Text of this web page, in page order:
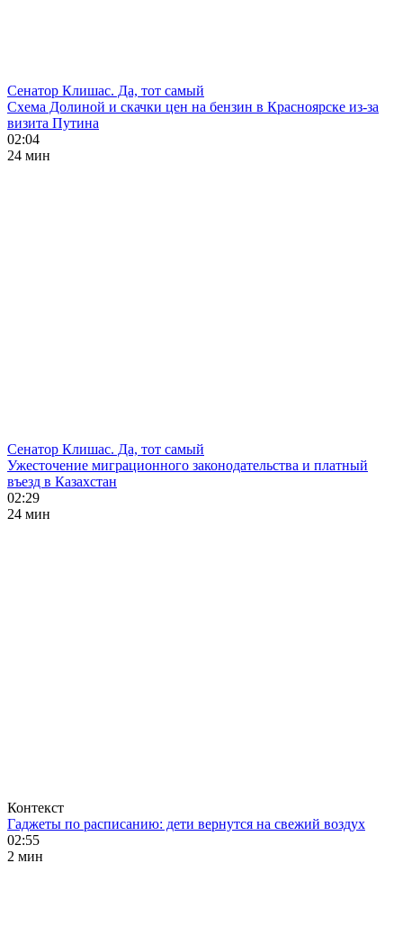
Сенатор Клишас. Да, тот самый
Схема Долиной и скачки цен на бензин в Красноярске из-за
визита Путина
02:04
24 мин
Сенатор Клишас. Да, тот самый
Ужесточение миграционного законодательства и платный
въезд в Казахстан
02:29
24 мин
Контекст
Гаджеты по расписанию: дети вернутся на свежий воздух
02:55
2 мин